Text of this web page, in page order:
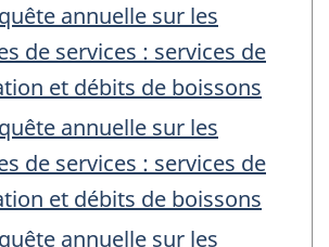
annuelle sur les
de services : services de
et débits de boissons
annuelle sur les
de services : services de
et débits de boissons
annuelle sur les